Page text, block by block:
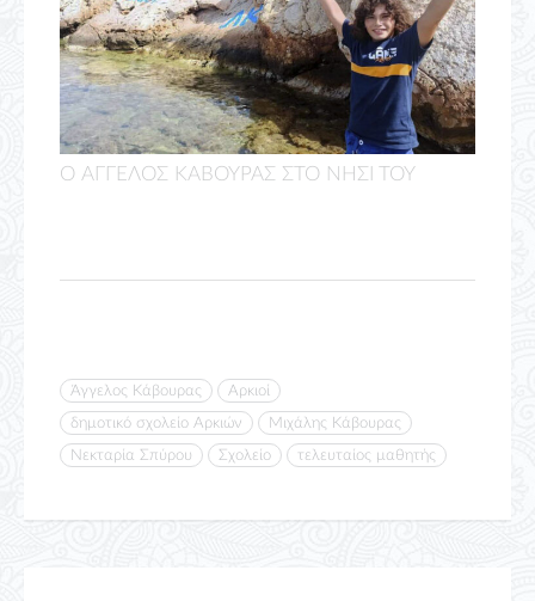
O ΑΓΓΕΛΟΣ ΚΑΒΟΥΡΑΣ ΣΤΟ ΝΗΣΙ ΤΟΥ
Άγγελος Κάβουρας
Αρκιοί
δημοτικό σχολείο Αρκιών
Μιχάλης Κάβουρας
Νεκταρία Σπύρου
Σχολείο τελευταίος μαθητής